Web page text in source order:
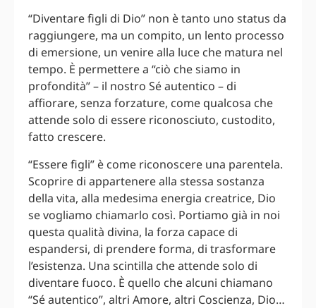
“Diventare figli di Dio” non è tanto uno status da
raggiungere, ma un compito, un lento processo
di emersione, un venire alla luce che matura nel
tempo. È permettere a “ciò che siamo in
profondità” – il nostro Sé autentico – di
affiorare, senza forzature, come qualcosa che
attende solo di essere riconosciuto, custodito,
fatto crescere.
“Essere figli” è come riconoscere una parentela.
Scoprire di appartenere alla stessa sostanza
della vita, alla medesima energia creatrice, Dio
se vogliamo chiamarlo così. Portiamo già in noi
questa qualità divina, la forza capace di
espandersi, di prendere forma, di trasformare
l’esistenza. Una scintilla che attende solo di
diventare fuoco. È quello che alcuni chiamano
“Sé autentico”, altri Amore, altri Coscienza, Dio…